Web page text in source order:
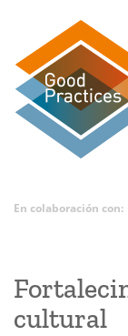
contenido
principal
En colaboración con:
cultural